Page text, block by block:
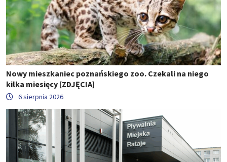
Nowy mieszkaniec poznańskiego zoo. Czekali na niego
kilka miesięcy [ZDJĘCIA]
6 sierpnia 2026